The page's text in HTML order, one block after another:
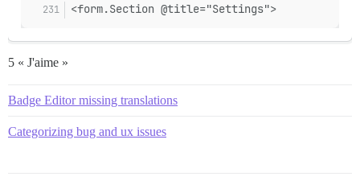
<form.Section @title="Settings">
5 « J'aime »
Badge Editor missing translations
Categorizing bug and ux issues